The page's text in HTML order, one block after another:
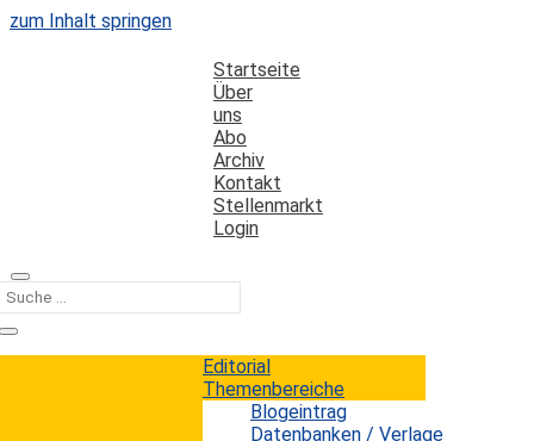
zum Inhalt springen
Startseite
Über
uns
Abo
Archiv
Kontakt
Stellenmarkt
Login
Editorial
Themenbereiche
Blogeintrag
Datenbanken / Verlage
Kategorie
Fehlerreduzierung; KI
KI-Halluzinationen: Keine Chance auf